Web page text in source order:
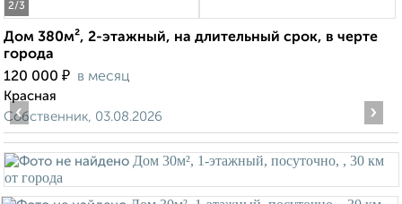
2/3
Дом 380м², 2-этажный, на длительный срок, в черте
города
120 000 ₽ в месяц
Красная
Собственник, 03.08.2026
‹ ›